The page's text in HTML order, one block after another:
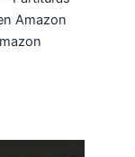
Amazon